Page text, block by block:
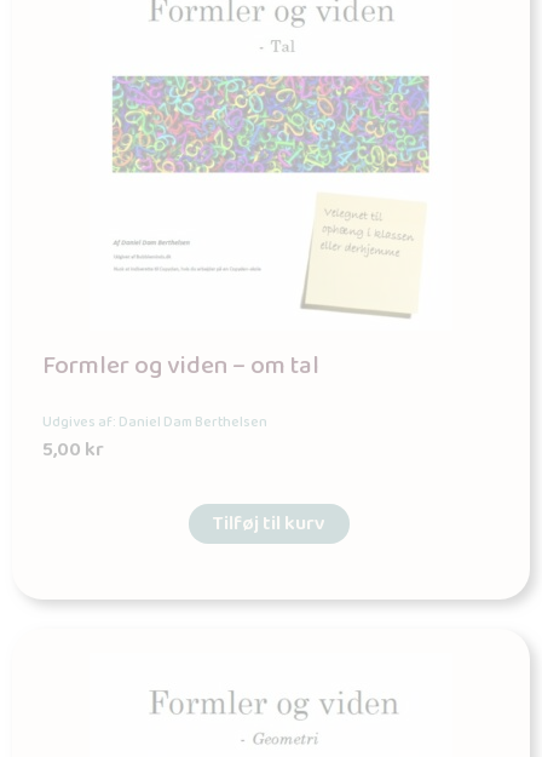
Formler og viden – om tal
Udgives af: Daniel Dam Berthelsen
5,00kr
Tilføj til kurv